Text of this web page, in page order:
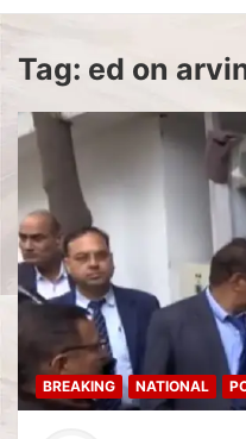
Tag: ed on
BREAKING NATIONAL